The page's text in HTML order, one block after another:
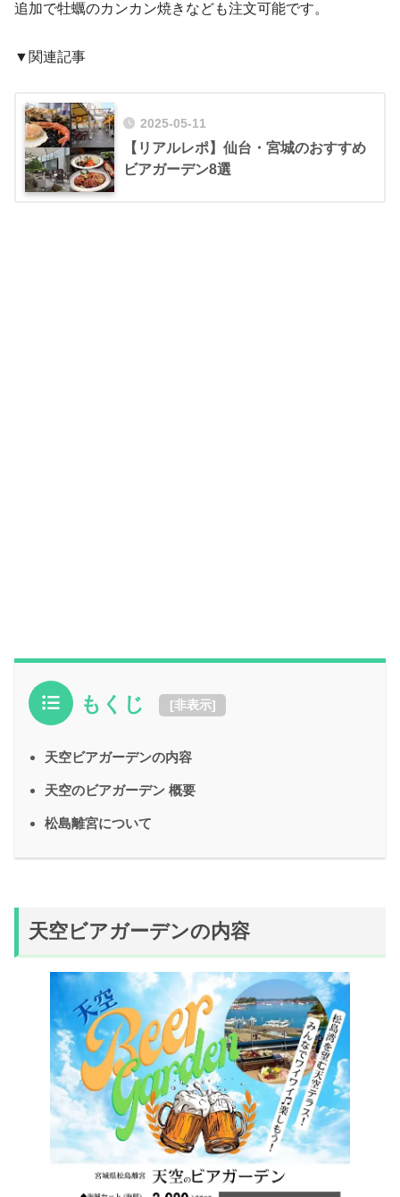
追加で牡蠣のカンカン焼きなども注文可能です。
▼関連記事
2025-05-11
【リアルレポ】仙台・宮城のおすすめ
ビアガーデン8選
もくじ [非表示]
天空ビアガーデンの内容
天空のビアガーデン 概要
松島離宮について
天空ビアガーデンの内容